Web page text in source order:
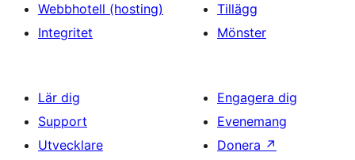
Webbhotell (hosting)
Integritet
Tillägg
Mönster
Lär dig
Support
Utvecklare
Engagera dig
Evenemang
Donera ↗